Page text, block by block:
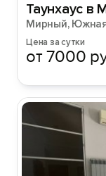
Таунхаус в
Мирный, Южная
Цена за сутки
от 7000